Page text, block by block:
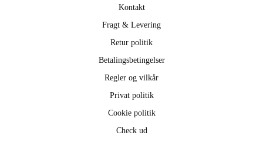
Kontakt
Fragt & Levering
Retur politik
Betalingsbetingelser
Regler og vilkår
Privat politik
Cookie politik
Check ud